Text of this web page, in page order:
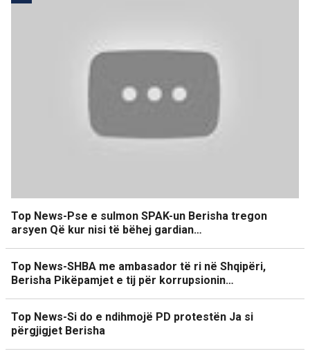
Top News-Pse e sulmon SPAK-un Berisha tregon
arsyen Që kur nisi të bëhej gardian…
Top News-SHBA me ambasador të ri në Shqipëri,
Berisha Pikëpamjet e tij për korrupsionin…
Top News-Si do e ndihmojë PD protestën Ja si
përgjigjet Berisha